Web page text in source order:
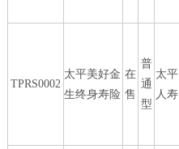
TPRS0002
太平美好金
生终身寿险
在
售
普
通
型
太平
人寿